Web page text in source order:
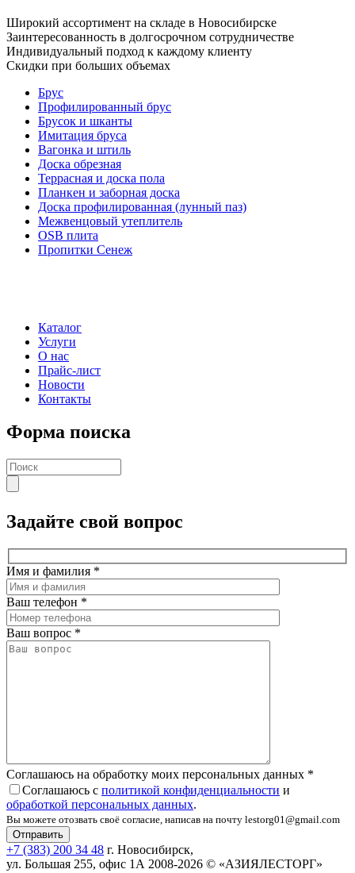
Широкий ассортимент на складе в Новосибирске
Заинтересованность в долгосрочном сотрудничестве
Индивидуальный подход к каждому клиенту
Скидки при больших объемах
Брус
Профилированный брус
Брусок и шканты
Имитация бруса
Вагонка и штиль
Доска обрезная
Террасная и доска пола
Планкен и заборная доска
Доска профилированная (лунный паз)
Межвенцовый утеплитель
OSB плита
Пропитки Сенеж
Каталог
Услуги
О нас
Прайс-лист
Новости
Контакты
Форма поиска
Задайте свой вопрос
Имя и фамилия *
Ваш телефон *
Ваш вопрос *
Соглашаюсь на обработку моих персональных данных *
Соглашаюсь с политикой конфиденциальности и
обработкой персональных данных.
Вы можете отозвать своё согласие, написав на почту lestorg01@gmail.com
+7 (383) 200 34 48 г. Новосибирск,
ул. Большая 255, офис 1А 2008-2026 © «АЗИЯЛЕСТОРГ»